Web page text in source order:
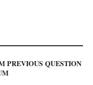
PREVIOUS QUESTION